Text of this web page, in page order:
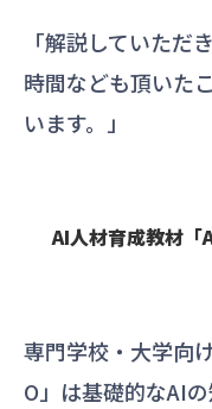
「解説していただ
時間なども頂いた
います。」
AI人材育成教材「
専門学校・大学向
O」は基礎的なAI